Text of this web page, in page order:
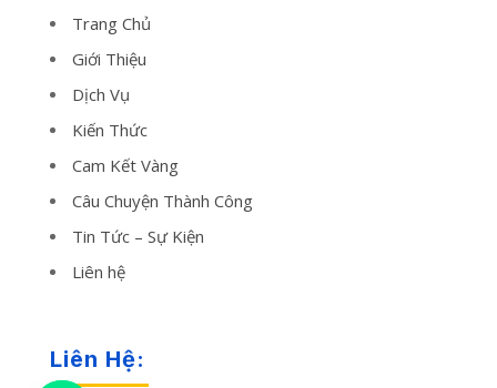
Trang Chủ
Giới Thiệu
Dịch Vụ
Kiến Thức
Cam Kết Vàng
Câu Chuyện Thành Công
Tin Tức – Sự Kiện
Liên hệ
Liên Hệ: